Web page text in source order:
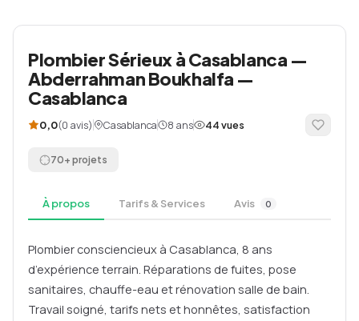
Plombier Sérieux à Casablanca —
Abderrahman Boukhalfa —
Casablanca
0,0(0 avis) Casablanca 8 ans 44 vues
70+ projets
À propos Tarifs & Services Avis 0
Plombier consciencieux à Casablanca, 8 ans
d’expérience terrain. Réparations de fuites, pose
sanitaires, chauffe-eau et rénovation salle de bain.
Travail soigné, tarifs nets et honnêtes, satisfaction